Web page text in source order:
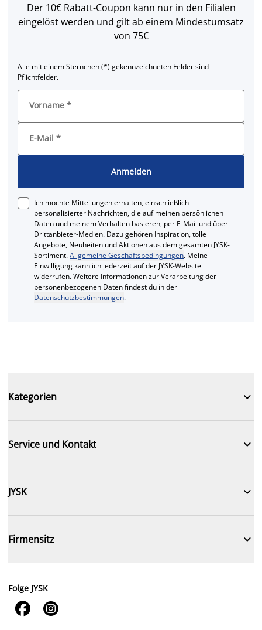
Der 10€ Rabatt-Coupon kann nur in den Filialen
eingelöst werden und gilt ab einem Mindestumsatz
von 75€
Alle mit einem Sternchen (*) gekennzeichneten Felder sind
Pflichtfelder.
Vorname *
E-Mail *
Anmelden
Ich möchte Mitteilungen erhalten, einschließlich
personalisierter Nachrichten, die auf meinen persönlichen
Daten und meinem Verhalten basieren, per E-Mail und über
Drittanbieter-Medien. Dazu gehören Inspiration, tolle
Angebote, Neuheiten und Aktionen aus dem gesamten JYSK-
Sortiment.Allgemeine Geschäftsbedingungen. Meine
Einwilligung kann ich jederzeit auf der JYSK-Website
widerrufen. Weitere Informationen zur Verarbeitung der
personenbezogenen Daten findest du in der
Datenschutzbestimmungen.
Kategorien 
Service und Kontakt 
JYSK 
Firmensitz 
Folge JYSK
 